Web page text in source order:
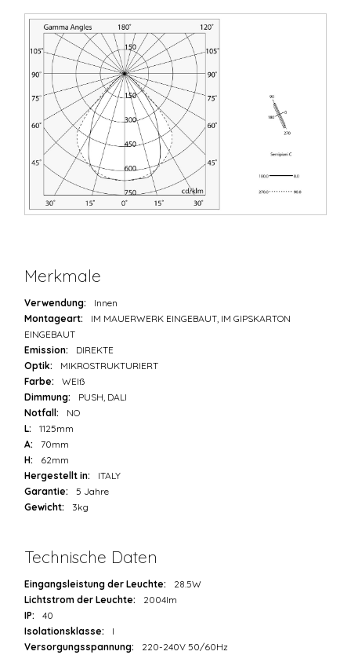
Merkmale
Verwendung:
Innen
Montageart:
IM MAUERWERK EINGEBAUT, IM GIPSKARTON
EINGEBAUT
Emission:
DIREKTE
Optik:
MIKROSTRUKTURIERT
Farbe:
WEIß
Dimmung:
PUSH, DALI
Notfall:
NO
L:
1125mm
A:
70mm
H:
62mm
Hergestellt in:
ITALY
Garantie:
5 Jahre
Gewicht:
3kg
Technische Daten
Eingangsleistung der Leuchte:
28.5W
Lichtstrom der Leuchte:
2004lm
IP:
40
Isolationsklasse:
I
Versorgungsspannung:
220-240V 50/60Hz